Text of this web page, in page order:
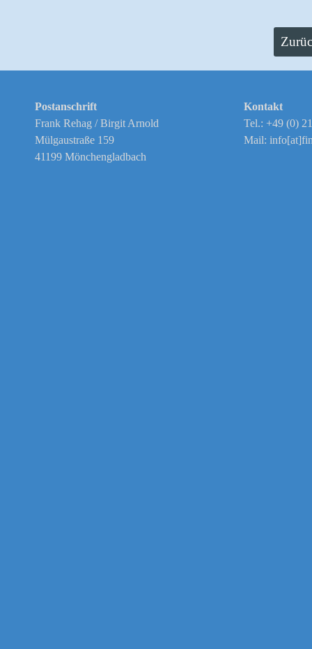
Postanschrift
Frank Rehag / Birgit Arnold
Mülgaustraße 159
41199 Mönchengladbach
Kontakt
Tel.: +49 (0)
Mail: